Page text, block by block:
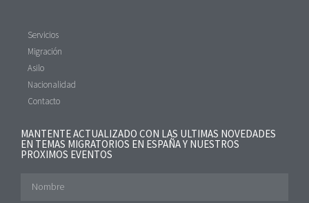
Servicios
Migración
Asilo
Nacionalidad
Contacto
MANTENTE ACTUALIZADO CON LAS ULTIMAS NOVEDADES
EN TEMAS MIGRATORIOS EN ESPAÑA Y NUESTROS
PROXIMOS EVENTOS